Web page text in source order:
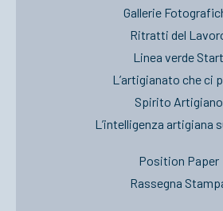
Gallerie
Ritratti del
Linea verde Start
L’artigianato che ci
Spirito Artigiano
L’intelligenza artigiana
Position Paper
Rassegna